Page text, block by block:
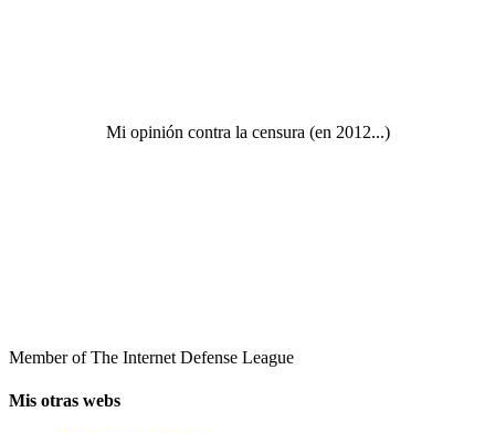
Mi opinión contra la censura (en 2012...)
Member of The Internet Defense League
Mis otras webs